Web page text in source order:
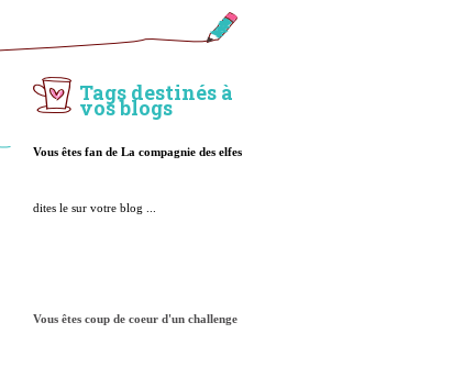
Tags destinés à
vos blogs
Vous êtes fan de La compagnie des elfes
dites le sur votre blog ...
Vous êtes coup de coeur d'un challenge